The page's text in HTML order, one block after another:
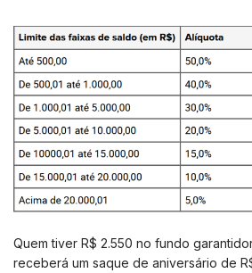
Quem tiver R$ 2.550 no fundo
receberá um saque de aniversário de